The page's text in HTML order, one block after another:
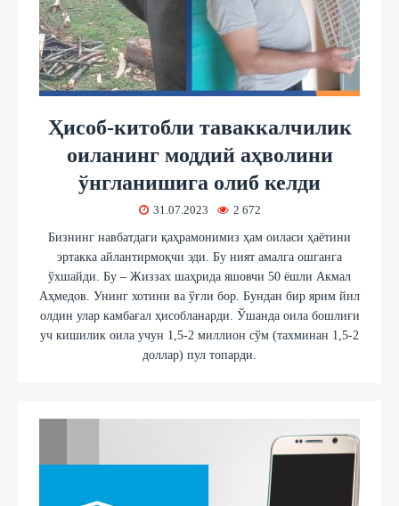
Ҳисоб-китобли таваккалчилик
оиланинг моддий аҳволини
ўнгланишига олиб келди
31.07.2023 2 672
Бизнинг навбатдаги қаҳрамонимиз ҳам оиласи ҳаётини
эртакка айлантирмоқчи эди. Бу ният амалга ошганга
ўхшайди. Бу – Жиззах шаҳрида яшовчи 50 ёшли Акмал
Аҳмедов. Унинг хотини ва ўғли бор. Бундан бир ярим йил
олдин улар камбағал ҳисобланарди. Ўшанда оила бошлиғи
уч кишилик оила учун 1,5-2 миллион сўм (тахминан 1,5-2
доллар) пул топарди.